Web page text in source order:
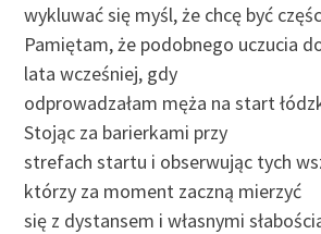
wykluwać się myśl, że chcę być
Pamiętam, że podobnego uczucia
lata wcześniej, gdy
odprowadzałam męża na start
Stojąc za barierkami przy
strefach startu i obserwując tych
którzy za moment zaczną mierzyć
się z dystansem i własnymi